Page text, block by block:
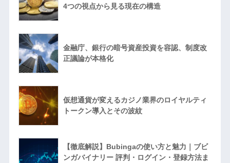
4つの視点から見る現在の構造
金融庁、銀行の暗号資産投資を容認、制度改
正議論が本格化
仮想通貨が変えるカジノ業界のロイヤルティ
トークン導入とその波紋
【徹底解説】Bubingaの使い方と魅力｜ブビ
ンガバイナリー 評判・ログイン・登録方法ま